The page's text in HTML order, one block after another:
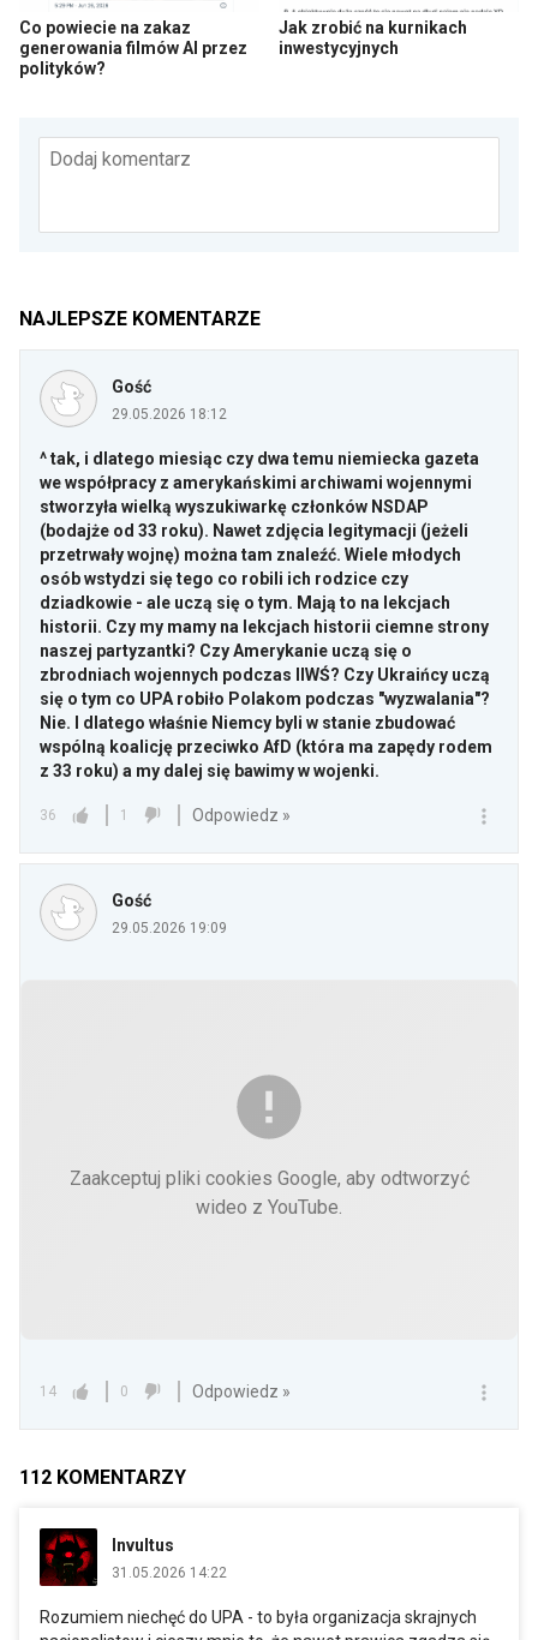
Co powiecie na zakaz
generowania filmów AI przez
polityków?
Jak zrobić na kurnikach
inwestycyjnych
Dodaj komentarz
NAJLEPSZE KOMENTARZE
Gość
29.05.2026 18:12
^ tak, i dlatego miesiąc czy dwa temu niemiecka gazeta
we współpracy z amerykańskimi archiwami wojennymi
stworzyła wielką wyszukiwarkę członków NSDAP
(bodajże od 33 roku). Nawet zdjęcia legitymacji (jeżeli
przetrwały wojnę) można tam znaleźć. Wiele młodych
osób wstydzi się tego co robili ich rodzice czy
dziadkowie - ale uczą się o tym. Mają to na lekcjach
historii. Czy my mamy na lekcjach historii ciemne strony
naszej partyzantki? Czy Amerykanie uczą się o
zbrodniach wojennych podczas IIWŚ? Czy Ukraińcy uczą
się o tym co UPA robiło Polakom podczas "wyzwalania"?
Nie. I dlatego właśnie Niemcy byli w stanie zbudować
wspólną koalicję przeciwko AfD (która ma zapędy rodem
z 33 roku) a my dalej się bawimy w wojenki.
36 1 Odpowiedz »
Gość
29.05.2026 19:09
Zaakceptuj pliki cookies Google, aby odtworzyć
wideo z YouTube.
14 0 Odpowiedz »
112 KOMENTARZY
Invultus
31.05.2026 14:22
Rozumiem niechęć do UPA - to była organizacja skrajnych